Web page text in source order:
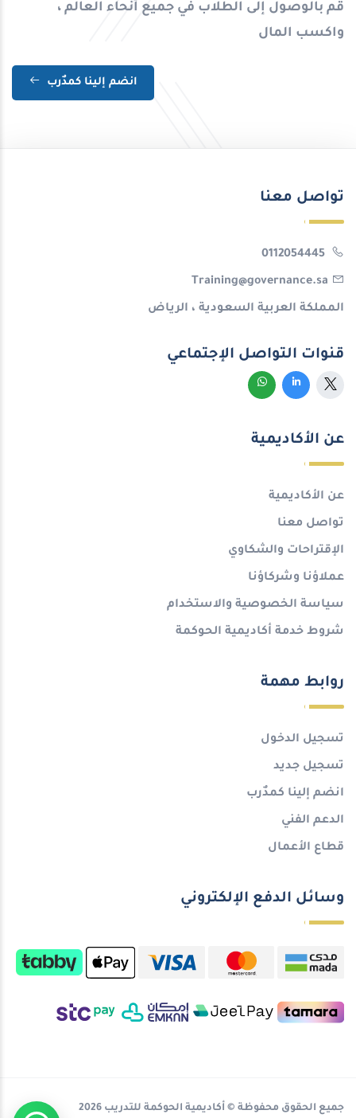
قم بالوصول إلى الطلاب في جميع أنحاء العالم ،
واكسب المال
انضم إلينا كمدٌرب
تواصل معنا
Training@governance.sa
المملكة العربية السعودية ، الرياض
قنوات التواصل الإجتماعي
عن الأكاديمية
عن الأكاديمية
تواصل معنا
الإقتراحات والشكاوي
عملاؤنا وشركاؤنا
سياسة الخصوصية والاستخدام
شروط خدمة أكاديمية الحوكمة
روابط مهمة
تسجيل الدخول
تسجيل جديد
انضم إلينا كمدٌرب
الدعم الفني
قطاع الأعمال
وسائل الدفع الإلكتروني
جميع الحقوق محفوظة © أكاديمية الحوكمة للتدريب 2026